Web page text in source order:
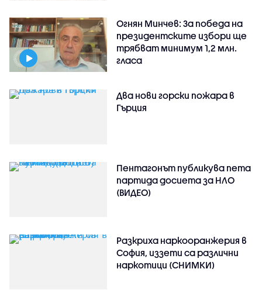
Огнян Минчев: За победа на
президентските избори ще
трябват минимум 1,2 млн.
гласа
Два нови горски пожара в
Гърция
Пентагонът публикува пета
партида досиета за НЛО
(ВИДЕО)
Разкриха наркооранжерия в
София, иззети са различни
наркотици (СНИМКИ)